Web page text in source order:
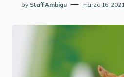
by Staff Ambigu marzo 16, 2021